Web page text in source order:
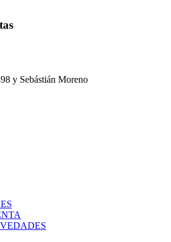
y Sebástián Moreno